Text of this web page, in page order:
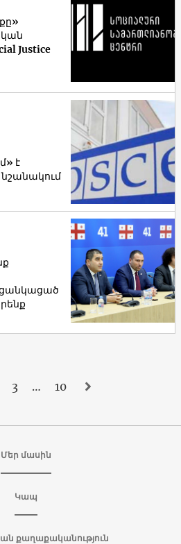
Justice
է
նշանակում
3 … 10
Մեր մասին
Կապ
քաղաքականություն